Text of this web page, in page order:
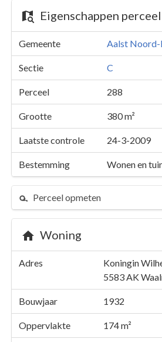
Eigenschappen perceel
Gemeente Aalst Noord-
Sectie C
Perceel 288
Grootte 380 m²
Laatste controle 24-3-2009
Bestemming Wonen en
Perceel opmeten
Woning
Adres
Koningin
5583 AK
Bouwjaar 1932
Oppervlakte 174 m²
Perceel 288
Koningin Wilhelminalaan 1
Kaarten en rapporten